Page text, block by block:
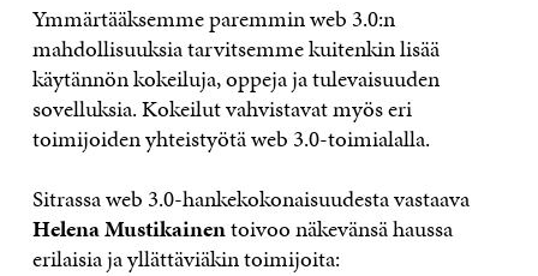
Ymmärtääksemme paremmin web 3.0:n
mahdollisuuksia tarvitsemme kuitenkin lisää
käytännön kokeiluja, oppeja ja tulevaisuuden
sovelluksia. Kokeilut vahvistavat myös eri
toimijoiden yhteistyötä web 3.0-toimialalla.
Sitrassa web 3.0-hankekokonaisuudesta vastaava
Helena Mustikainentoivoo näkevänsä haussa
erilaisia ja yllättäviäkin toimijoita: